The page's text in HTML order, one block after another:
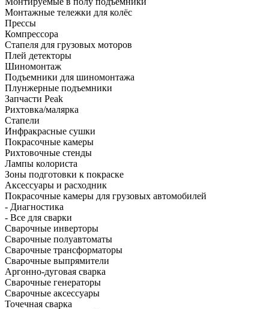
Монтажные тележки для колёс
Прессы
Компрессора
Стапеля для грузовых моторов
Плей детекторы
Шиномонтаж
Подъемники для шиномонтажа
Плунжерные подъемники
Запчасти Peak
Рихтовка/малярка
Стапели
Инфракрасные сушки
Покрасочные камеры
Рихтовочные стенды
Лампы колориста
Зоны подготовки к покраске
Аксессуары и расходник
Покрасочные камеры для грузовых автомобилей
- Диагностика
- Все для сварки
Сварочные инверторы
Сварочные полуавтоматы
Сварочные трансформаторы
Сварочные выпрямители
Аргонно-дуговая сварка
Сварочные генераторы
Сварочные аксессуары
Точечная сварка